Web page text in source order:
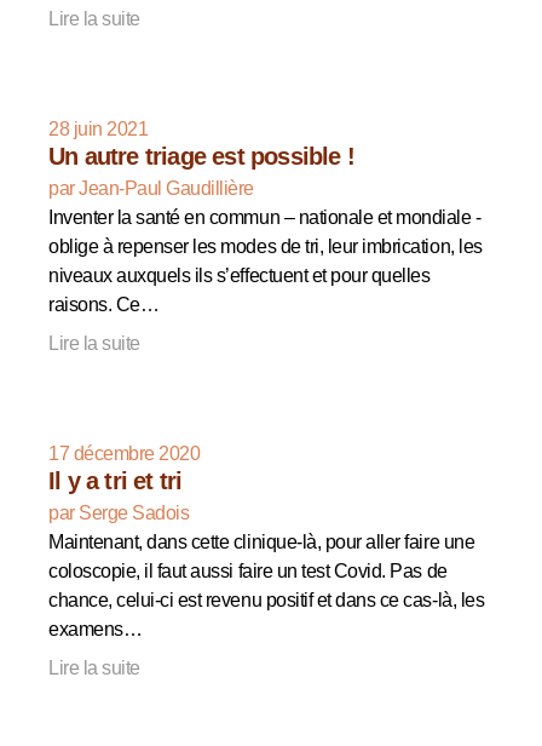
Lire la suite
28 juin 2021
Un autre triage est possible !
par Jean-Paul Gaudillière
Inventer la santé en commun – nationale et mondiale -
oblige à repenser les modes de tri, leur imbrication, les
niveaux auxquels ils s’effectuent et pour quelles
raisons. Ce…
Lire la suite
17 décembre 2020
Il y a tri et tri
par Serge Sadois
Maintenant, dans cette clinique-là, pour aller faire une
coloscopie, il faut aussi faire un test Covid. Pas de
chance, celui-ci est revenu positif et dans ce cas-là, les
examens…
Lire la suite